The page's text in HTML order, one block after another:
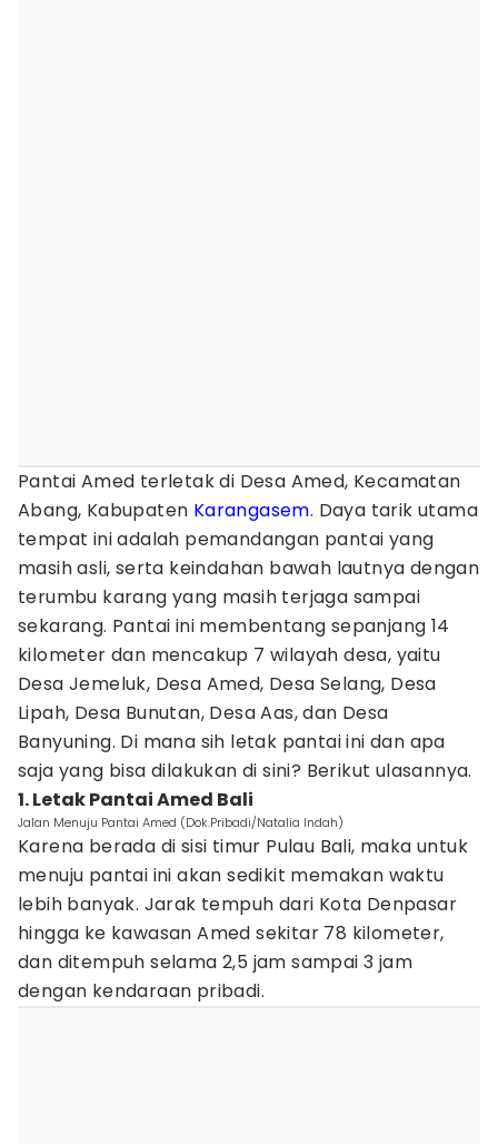
Pantai Amed terletak di Desa Amed, Kecamatan
Abang, Kabupaten Karangasem. Daya tarik utama
tempat ini adalah pemandangan pantai yang
masih asli, serta keindahan bawah lautnya dengan
terumbu karang yang masih terjaga sampai
sekarang. Pantai ini membentang sepanjang 14
kilometer dan mencakup 7 wilayah desa, yaitu
Desa Jemeluk, Desa Amed, Desa Selang, Desa
Lipah, Desa Bunutan, Desa Aas, dan Desa
Banyuning. Di mana sih letak pantai ini dan apa
saja yang bisa dilakukan di sini? Berikut ulasannya.
1. Letak Pantai Amed Bali
Jalan Menuju Pantai Amed (Dok.Pribadi/Natalia Indah)
Karena berada di sisi timur Pulau Bali, maka untuk
menuju pantai ini akan sedikit memakan waktu
lebih banyak. Jarak tempuh dari Kota Denpasar
hingga ke kawasan Amed sekitar 78 kilometer,
dan ditempuh selama 2,5 jam sampai 3 jam
dengan kendaraan pribadi.